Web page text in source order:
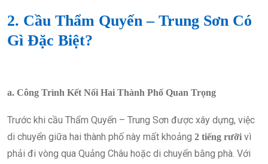
2. Cầu Thẩm Quyến – Trung Sơn Có
Gì Đặc Biệt?
a. Công Trình Kết Nối Hai Thành Phố Quan Trọng
Trước khi cầu Thẩm Quyến – Trung Sơn được xây dựng, việc
di chuyển giữa hai thành phố này mất khoảng 2 tiếng rưỡi vì
phải đi vòng qua Quảng Châu hoặc di chuyển bằng phà. Với